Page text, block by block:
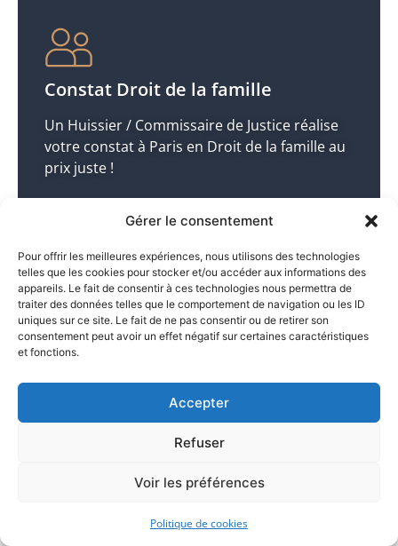
Gérer le consentement
Pour offrir les meilleures expériences, nous utilisons des technologies
telles que les cookies pour stocker et/ou accéder aux informations des
appareils. Le fait de consentir à ces technologies nous permettra de
traiter des données telles que le comportement de navigation ou les ID
uniques sur ce site. Le fait de ne pas consentir ou de retirer son
consentement peut avoir un effet négatif sur certaines caractéristiques
et fonctions.
Accepter
Refuser
Voir les préférences
Politique de cookies
Constat Droit de la famille
Un Huissier / Commissaire de Justice réalise
votre constat à Paris en Droit de la famille au
prix juste !
Huissier dans le 75006 ->
Vous souhaitez réaliser un constat à Paris en
matière de Droit du travail ? Lancez la
procédure rapidement !
Huissier dans le 75006->